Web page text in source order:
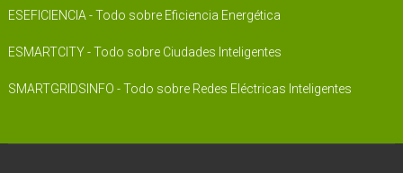
ESEFICIENCIA - Todo sobre Eficiencia Energética
ESMARTCITY - Todo sobre Ciudades Inteligentes
SMARTGRIDSINFO - Todo sobre Redes Eléctricas Inteligentes